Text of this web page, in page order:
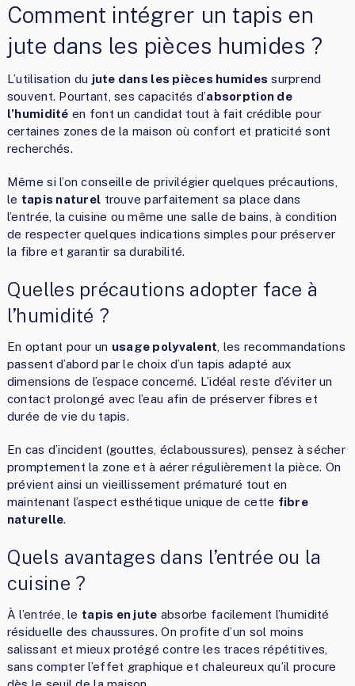
Comment intégrer un tapis en
jute dans les pièces humides ?
L’utilisation du jute dans les pièces humides surprend
souvent. Pourtant, ses capacités d’absorption de
l’humidité en font un candidat tout à fait crédible pour
certaines zones de la maison où confort et praticité sont
recherchés.
Même si l’on conseille de privilégier quelques précautions,
le tapis naturel trouve parfaitement sa place dans
l’entrée, la cuisine ou même une salle de bains, à condition
de respecter quelques indications simples pour préserver
la fibre et garantir sa durabilité.
Quelles précautions adopter face à
l’humidité ?
En optant pour un usage polyvalent , les recommandations
passent d’abord par le choix d’un tapis adapté aux
dimensions de l’espace concerné. L’idéal reste d’éviter un
contact prolongé avec l’eau afin de préserver fibres et
durée de vie du tapis.
En cas d’incident (gouttes, éclaboussures), pensez à sécher
promptement la zone et à aérer régulièrement la pièce. On
prévient ainsi un vieillissement prématuré tout en
maintenant l’aspect esthétique unique de cette fibre
naturelle.
Quels avantages dans l’entrée ou la
cuisine ?
À l’entrée, le tapis en jute absorbe facilement l’humidité
résiduelle des chaussures. On profite d’un sol moins
salissant et mieux protégé contre les traces répétitives,
sans compter l’effet graphique et chaleureux qu’il procure